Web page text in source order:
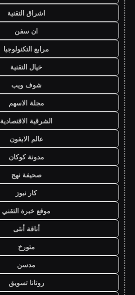
اشراق التقنية
ان سفن
مرابع التكنولوجيا
خيال التقنية
شوف ويب
مجلة الاسهم
الشرقية الاقتصادية
عالم الايفون
مدونة كوكان
صحيفة نهج
كار نيوز
موقع خبرة التقني
أناقة أنثى
متورخ
مدسن
روتانا تسويق